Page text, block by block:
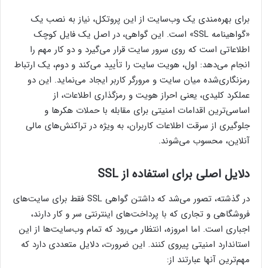
برای بهره‌مندی یک وب‌سایت از این پروتکل، نیاز به نصب یک
«گواهینامه SSL» است. این گواهی، در اصل یک فایل کوچک
اطلاعاتی است که روی سرور سایت قرار می‌گیرد و دو کار مهم را
انجام می‌دهد: اول، هویت سایت را تأیید می‌کند و دوم، یک ارتباط
رمزنگاری‌شده میان سایت و مرورگر کاربر ایجاد می‌نماید. این دو
عملکرد کلیدی، یعنی احراز هویت و رمزگذاری اطلاعات، از
اساسی‌ترین اقدامات امنیتی برای مقابله با حملات هکرها و
جلوگیری از سرقت اطلاعات کاربران، به ویژه در تراکنش‌های مالی
آنلاین، محسوب می‌شوند.
دلایل اصلی برای استفاده از SSL
در گذشته، تصور می‌شد که داشتن گواهی SSL فقط برای سایت‌های
فروشگاهی و تجاری که با پرداخت‌های اینترنتی سر و کار دارند،
اجباری است. اما امروزه، انتظار می‌رود که تمام وب‌سایت‌ها از این
استاندارد امنیتی پیروی کنند. این ضرورت، دلایل متعددی دارد که
مهم‌ترین آنها عبارتند از: